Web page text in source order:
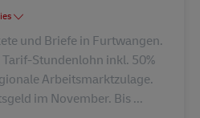
und Briefe in Furtwangen.
Stundenlohn inkl. 50%
Arbeitsmarktzulage.
im November. Bis ...